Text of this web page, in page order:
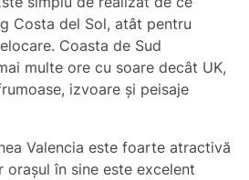
Costa del Sol, atât pentru
Coasta de Sud
multe ore cu soare decât UK,
izvoare și peisaje
Valencia este foarte atractivă
orașul în sine este excelent